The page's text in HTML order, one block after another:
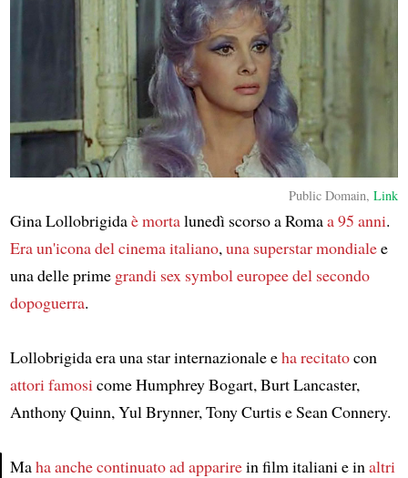
Public Domain,Link
Gina Lollobrigidaè mortalunedì scorso a Romaa 95 anni.
Eraun'icona del cinema italiano,una superstar mondialee
una delle prime grandi sex symbol europee del secondo
dopoguerra.
Lollobrigida era una star internazionale eha recitatocon
attori famosicome Humphrey Bogart, Burt Lancaster,
Anthony Quinn, Yul Brynner, Tony Curtis e Sean Connery.
Maha anche continuato ad apparirein film italiani e inaltri